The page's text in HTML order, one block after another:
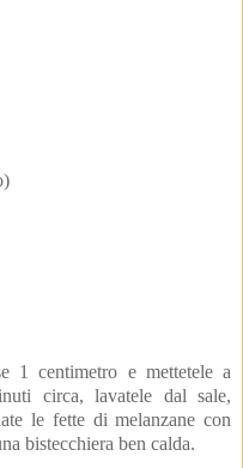
1 centimetro e mettetele a
circa, lavatele dal sale,
le fette di melanzane con
bistecchiera ben calda.